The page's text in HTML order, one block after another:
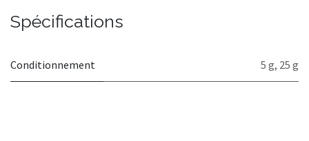
Spécifications
Conditionnement 5 g, 25 g